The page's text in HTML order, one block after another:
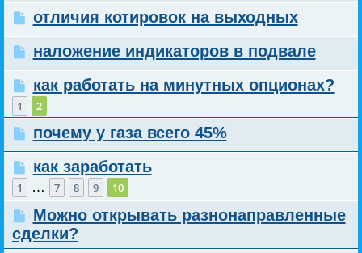
отличия котировок на выходных
наложение индикаторов в подвале
как работать на минутных опционах?
1 2
почему у газа всего 45%
как заработать
1 … 7 8 9 10
Можно открывать разнонаправленные
сделки?